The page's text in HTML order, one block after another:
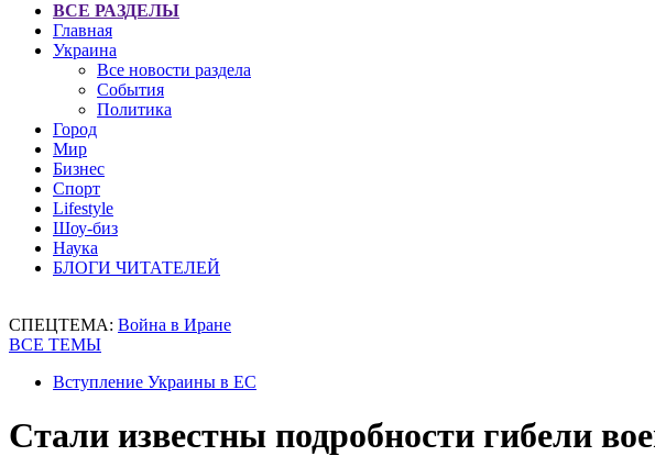
ВСЕ РАЗДЕЛЫ
Главная
Украина
Все новости раздела
События
Политика
Город
Мир
Бизнес
Спорт
Lifestyle
Шоу-биз
Наука
БЛОГИ ЧИТАТЕЛЕЙ
СПЕЦТЕМА: Война в Иране
ВСЕ ТЕМЫ
Вступление Украины в ЕС
Стали известны подробности гибели